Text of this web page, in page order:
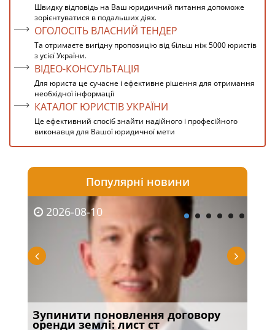
Швидку відповідь на Ваш юридичний питання допоможе
зорієнтуватися в подальших діях.
ОГОЛОСІТЬ ВЛАСНИЙ ТЕНДЕР
Та отримаєте вигідну пропозицію від більш ніж 5000 юристів
з усієї України.
ВІДЕО-КОНСУЛЬТАЦІЯ
Для юриста це сучасне і ефективне рішення для отримання
необхідної інформації
КАТАЛОГ ЮРИСТІВ УКРАЇНИ
Це ефективний спосіб знайти надійного і професійного
виконавця для Вашої юридичної мети
Популярні новини
2026-08-10
Зупинити поновлення договору
оренди землі: лист ст